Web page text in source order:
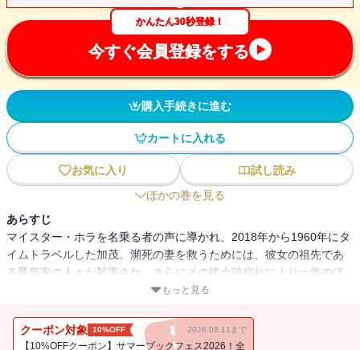
かんたん30秒登録！
今すぐ会員登録をする
購入手続きに進む
カートに入れる
お気に入り
試し読み
ほかの巻を見る
あらすじ
マイスター・ホラを名乗る者の声に導かれ、2018年から1960年にタ
イムトラベルした加茂。瀕死の妻を救うためには、彼女の祖先であ
る竜泉家の人々が殺害され、さらにその後土砂崩れにより一族のほ
とんどが亡くなった『死野の惨劇』の真相を解明し、阻止しなくて
ちはだかるのは、飾られていた絵画『キマイラ』に見立てたかのよ
うな不可能殺人の数々だった。果たして彼は、竜泉家の一族を呪い
もっと見る
クーポン対象 10%OFF 2026.08.11まで
【10%OFFクーポン】サマーブックフェス2026！全